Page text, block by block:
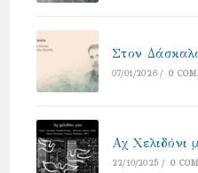
Στον
07/01/2026 / 0
Αχ Χελιδόνι
22/10/2025 / 0